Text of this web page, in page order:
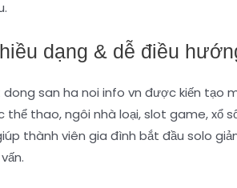
dạng & dễ điều
san ha noi info vn được kiến tạo
thể thao, ngôi nhà loại, slot game, xổ
thành viên gia đình bắt đầu solo